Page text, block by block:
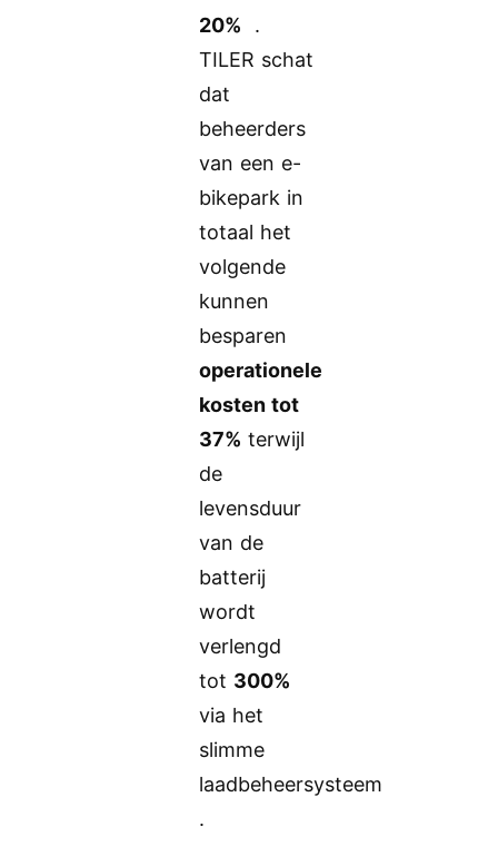
20% .
TILER schat
dat
beheerders
van een e-
bikepark in
totaal het
volgende
kunnen
besparen
operationele
kosten tot
37% terwijl
de
levensduur
van de
batterij
wordt
verlengd
tot 300%
via het
slimme
laadbeheersysteem
.